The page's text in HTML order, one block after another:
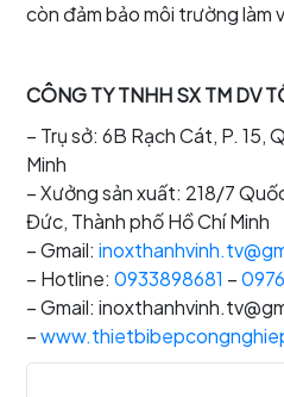
còn đảm bảo môi trường làm
CÔNG TY TNHH SX TM DV
– Trụ sở: 6B Rạch Cát, P. 15,
Minh
– Xưởng sản xuất: 218/7
Đức, Thành phố Hồ Chí Minh
– Gmail:
– Hotline: 0933898681 –
– Gmail:
–